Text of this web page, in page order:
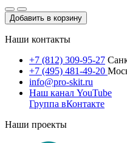
Добавить в корзину
Наши контакты
+7 (812) 309-95-27
+7 (495) 481-49-20
info@pro-skit.ru
Наш канал YouTube
Группа вКонтакте
Наши проекты